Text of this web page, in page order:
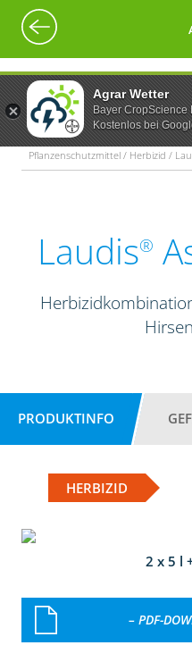
Agrar Wetter
Bayer
Kostenlos bei
Pflanzenschutzmittel / Herbizid /
Laudis®
PRODUKTINFO
HERBIZID
2 x 5 l
– PDF-